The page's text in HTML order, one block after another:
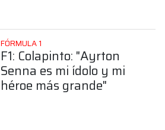
FÓRMULA 1
F1: Colapinto: "Ayrton
Senna es mi ídolo y mi
héroe más grande"